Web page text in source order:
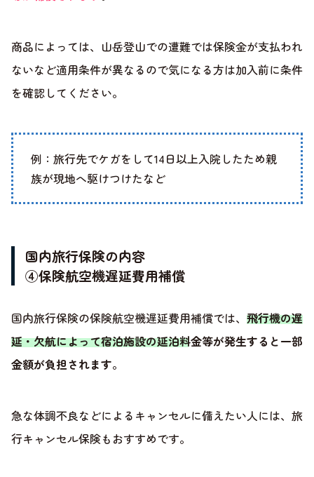
商品によっては、山岳登山での遭難では保険金が支払われ
ないなど適用条件が異なるので気になる方は加入前に条件
を確認してください。
例：旅行先でケガをして14日以上入院したため親
族が現地へ駆けつけたなど
国内旅行保険の内容
④保険航空機遅延費用補償
国内旅行保険の保険航空機遅延費用補償では、 飛行機の遅
延・欠航によって宿泊施設の延泊料金等が発生すると一部
金額が負担されます。
急な体調不良などによるキャンセルに備えたい人には、旅
行キャンセル保険もおすすめです。